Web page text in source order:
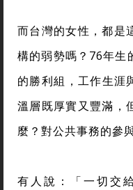
而台灣的女性，都是
構的弱勢嗎？76年生
的勝利組，工作生涯
溫層既厚實又豐滿，
麼？對公共事務的參
有人說：「一切交